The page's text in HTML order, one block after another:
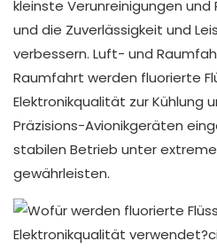
kleinste Verunreinigungen
und die Zuverlässigkeit und
verbessern. Luft- und
Raumfahrt werden fluorierte
Elektronikqualität zur Kühlung
Präzisions-Avionikgeräten
stabilen Betrieb unter
gewährleisten.